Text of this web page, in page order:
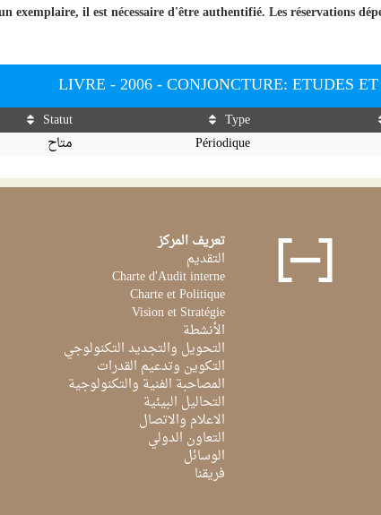
exemplaire, il est nécessaire d'être authentifié. Les réservations
LIVRE - 2006 - CONJONCTURE: ETUDES
Type
Statut
Périodique متاح
تعريف المركز
التقديم
Charte d'Audit interne
Charte et Politique
Vision et Stratégie
الأنشطة
التحويل والتجديد التكنولوجي
التكوين وتدعيم القدرات
المصاحبة الفنية والتكنولوجية
التحاليل البيئية
الاعلام والاتصال
التعاون الدولي
الوسائل
فريقنا